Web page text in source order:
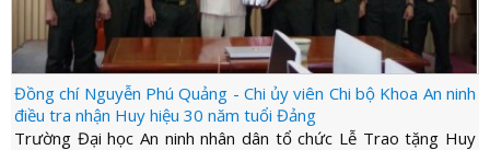
Đồng chí Nguyễn Phú Quảng - Chi ủy viên Chi bộ Khoa An ninh
điều tra nhận Huy hiệu 30 năm tuổi Đảng
Trường Đại học An ninh nhân dân tổ chức Lễ Trao tặng Huy